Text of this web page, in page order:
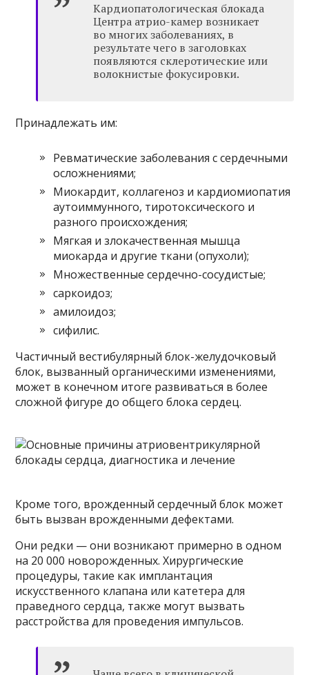
Кардиопатологическая блокада
Центра атрио-камер возникает
во многих заболеваниях, в
результате чего в заголовках
появляются склеротические или
волокнистые фокусировки.
Принадлежать им:
Ревматические заболевания с сердечными
осложнениями;
Миокардит, коллагеноз и кардиомиопатия
аутоиммунного, тиротоксического и
разного происхождения;
Мягкая и злокачественная мышца
миокарда и другие ткани (опухоли);
Множественные сердечно-сосудистые;
саркоидоз;
амилоидоз;
сифилис.
Частичный вестибулярный блок-желудочковый
блок, вызванный органическими изменениями,
может в конечном итоге развиваться в более
сложной фигуре до общего блока сердец.
Кроме того, врожденный сердечный блок может
быть вызван врожденными дефектами.
Они редки — они возникают примерно в одном
на 20 000 новорожденных. Хирургические
процедуры, такие как имплантация
искусственного клапана или катетера для
праведного сердца, также могут вызвать
расстройства для проведения импульсов.